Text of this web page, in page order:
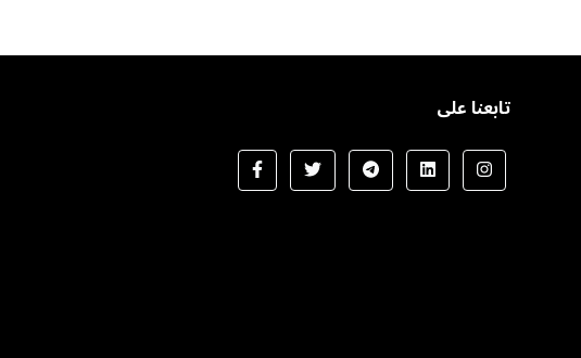
تابعنا على